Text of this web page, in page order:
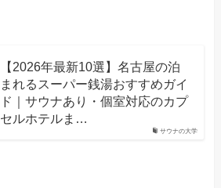
サウナの大学
【2026年最新10選】名古屋の泊
まれるスーパー銭湯おすすめガイ
ド｜サウナあり・個室対応のカプ
セルホテルま…